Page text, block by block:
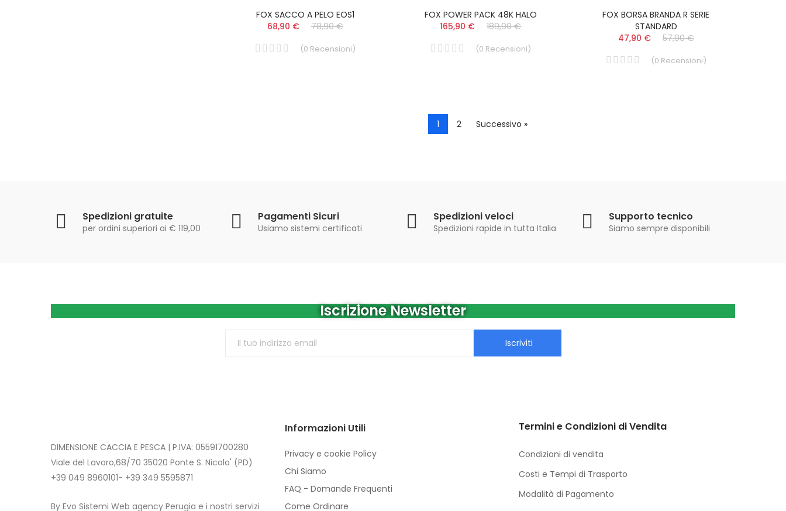
FOX SACCO A PELO EOS1
68,90 €
78,90 €
(0 Recensioni)
FOX POWER PACK 48K HALO
165,90 €
189,90 €
(0 Recensioni)
FOX BORSA BRANDA R SERIE
STANDARD
47,90 €
57,90 €
(0 Recensioni)
1 2 Successivo »
Spedizioni gratuite
per ordini superiori ai € 119,00
Pagamenti Sicuri
Usiamo sistemi certificati
Spedizioni veloci
Spedizioni rapide in tutta Italia
Supporto tecnico
Siamo sempre disponibili
Iscrizione Newsletter
Iscriviti
DIMENSIONE CACCIA E PESCA | P.IVA: 05591700280
Viale del Lavoro,68/70 35020 Ponte S. Nicolo' (PD)
+39 049 8960101- +39 349 5595871
By Evo Sistemi Web agency Perugia e i nostri servizi
Informazioni Utili
Privacy e cookie Policy
Chi Siamo
FAQ - Domande Frequenti
Come Ordinare
Termini e Condizioni di Vendita
Condizioni di vendita
Costi e Tempi di Trasporto
Modalità di Pagamento